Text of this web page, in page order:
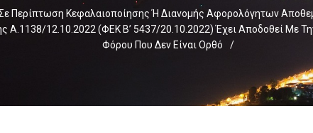
Κεφαλαιοποίησης Ή Διανομής Αφορολόγητων
Α.1138/12.10.2022 (ΦΕΚ Β’ 5437/20.10.2022) Έχει Αποδοθεί Με
Φόρου Που Δεν Είναι Ορθό
/